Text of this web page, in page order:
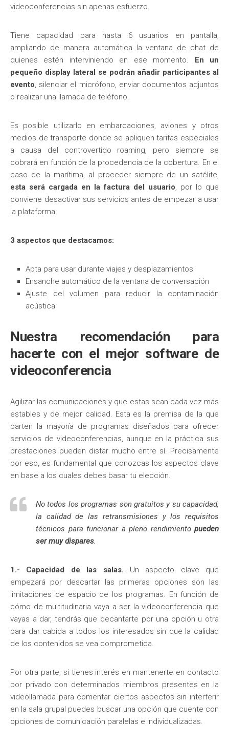
videoconferencias sin apenas esfuerzo.
Tiene capacidad para hasta 6 usuarios en pantalla,
ampliando de manera automática la ventana de chat de
quienes estén interviniendo en ese momento.
En un
pequeño display lateral se podrán añadir participantes al
evento, silenciar el micrófono, enviar documentos adjuntos
o realizar una llamada de teléfono.
Es posible utilizarlo en embarcaciones, aviones y otros
medios de transporte donde se apliquen tarifas especiales
a causa del controvertido roaming, pero siempre se
cobrará en función de la procedencia de la cobertura. En el
caso de la marítima, al proceder siempre de un satélite,
esta será cargada en la factura del usuario, por lo que
conviene desactivar sus servicios antes de empezar a usar
la plataforma.
3 aspectos que destacamos:
Apta para usar durante viajes y desplazamientos
Ensanche automático de la ventana de conversación
Ajuste del volumen para reducir la contaminación
acústica
Nuestra recomendación para
hacerte con el mejor software de
videoconferencia
Agilizar las comunicaciones y que estas sean cada vez más
estables y de mejor calidad. Esta es la premisa de la que
parten la mayoría de programas diseñados para ofrecer
servicios de videoconferencias, aunque en la práctica sus
prestaciones pueden distar mucho entre sí. Precisamente
por eso, es fundamental que conozcas los aspectos clave
en base a los cuales debes basar tu elección.
No todos los programas son gratuitos y su capacidad,
la calidad de las retransmisiones y los requisitos
técnicos para funcionar a pleno rendimiento pueden
ser muy dispares.
1.- Capacidad de las salas. Un aspecto clave que
empezará por descartar las primeras opciones son las
limitaciones de espacio de los programas. En función de
cómo de multitudinaria vaya a ser la videoconferencia que
vayas a dar, tendrás que decantarte por una opción u otra
para dar cabida a todos los interesados sin que la calidad
de los contenidos se vea comprometida.
Por otra parte, si tienes interés en mantenerte en contacto
por privado con determinados miembros presentes en la
videollamada para comentar ciertos aspectos sin interferir
en la sala grupal puedes buscar una opción que cuente con
opciones de comunicación paralelas e individualizadas.